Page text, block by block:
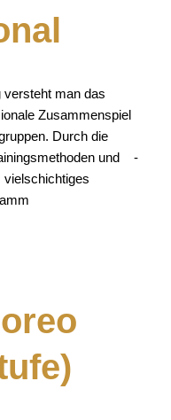
versteht man das
Zusammenspiel
Durch die
und -
vielschichtiges